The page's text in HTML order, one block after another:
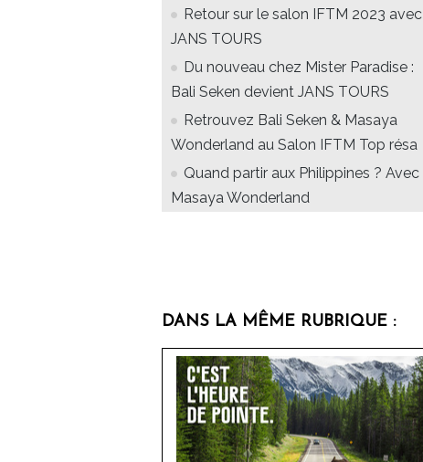
Retour sur le salon IFTM 2023 avec
JANS TOURS
Du nouveau chez Mister Paradise :
Bali Seken devient JANS TOURS
Retrouvez Bali Seken & Masaya
Wonderland au Salon IFTM Top résa
Quand partir aux Philippines ? Avec
Masaya Wonderland
DANS LA MÊME RUBRIQUE :